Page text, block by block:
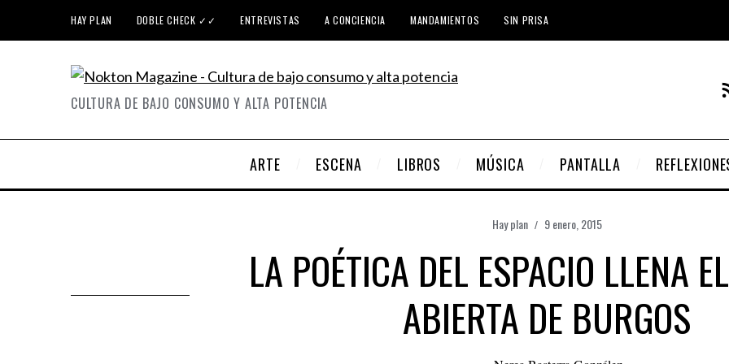
HAY PLAN DOBLE CHECK ✓✓ ENTREVISTAS A CONCIENCIA MANDAMIENTOS SIN PRISA
CULTURA DE BAJO CONSUMO Y ALTA POTENCIA
ARTE ESCENA LIBROS MÚSICA PANTALLA
Hay plan 9 enero, 2015
LA POÉTICA DEL ESPACIO LLENA
ABIERTA DE BURGOS